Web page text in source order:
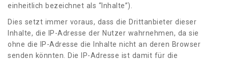
einheitlich bezeichnet als “Inhalte”).
Dies setzt immer voraus, dass die Drittanbieter dieser
Inhalte, die IP-Adresse der Nutzer wahrnehmen, da sie
ohne die IP-Adresse die Inhalte nicht an deren Browser
senden könnten. Die IP-Adresse ist damit für die